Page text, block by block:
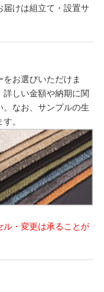
けは組立て・設置サ
お選びいただけま
しい金額や納期に関
。なお、サンプルの生
。
・変更は承ることが